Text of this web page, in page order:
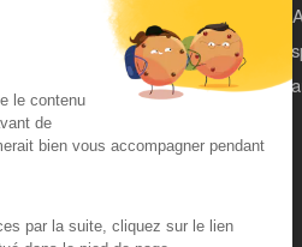
le contenu
de
bien vous accompagner pendant
par la suite, cliquez sur le lien
de nous
personnelles